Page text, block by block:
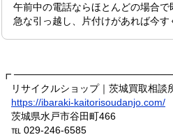
午前中の電話ならほとんどの場合で
急な引っ越し、片付けがあれば今す
┏
リサイクルショップ｜茨城買取相談
https://ibaraki-kaitorisoudanjo.com/
茨城県水戸市谷田町466
℡ 029-246-6585